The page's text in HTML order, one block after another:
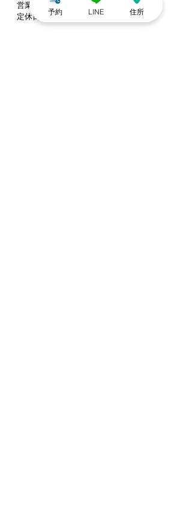
営業時間 11:00〜19:30
定休日 木曜・日曜
予約 LINE 住所